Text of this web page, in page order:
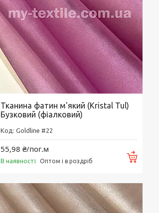
Тканина фатин м'який (Kristal Tul)
Бузковий (фіалковий)
Goldline #22
55,98 ₴/пог.м
В наявності Оптом і в роздріб